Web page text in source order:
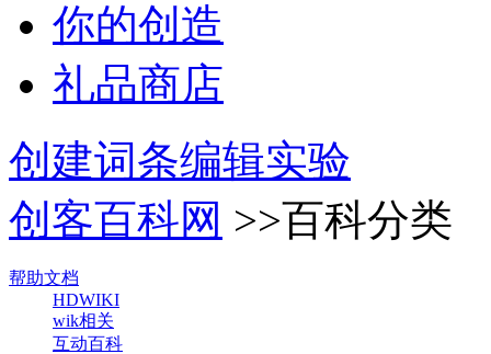
你的创造
礼品商店
创建词条编辑实验
创客百科网 >>百科分类
帮助文档
HDWIKI
wik相关
互动百科